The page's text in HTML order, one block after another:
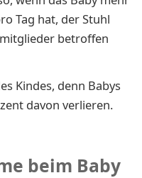
Tag hat, der Stuhl
betroffen
Kindes, denn Babys
davon verlieren.
beim Baby